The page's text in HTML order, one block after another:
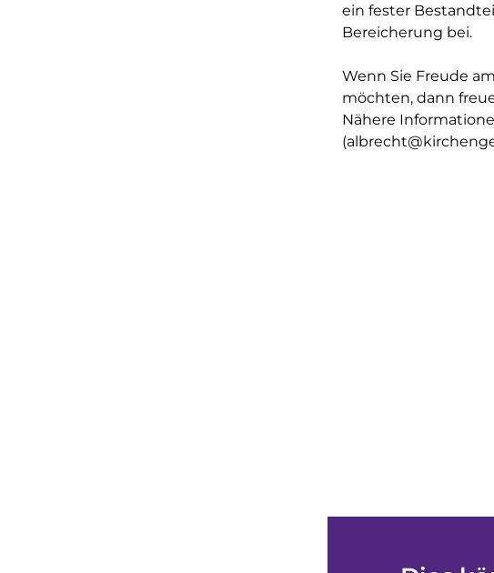
ein fester
Bereicherung bei.
Wenn Sie Freude
möchten, dann
Nähere